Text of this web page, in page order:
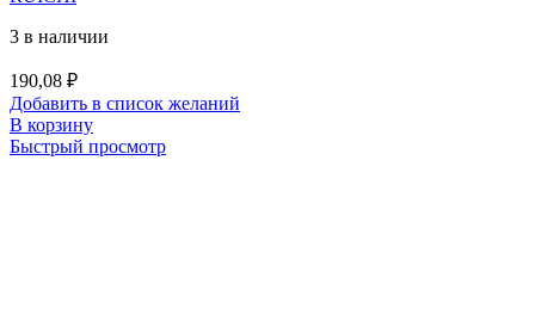
3 в наличии
190,08 ₽
Добавить в список желаний
В корзину
Быстрый просмотр